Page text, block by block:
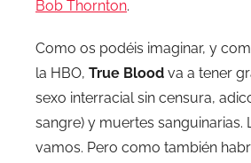
Bob Thornton.
Como os podéis imaginar, y
la HBO, True Blood va a tener
sexo interracial sin censura,
sangre) y muertes sanguinarias.
vamos. Pero como también